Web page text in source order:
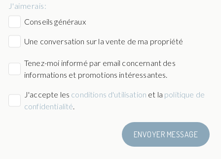
J'aimerais:
Conseils généraux
Une conversation sur la vente de ma propriété
Tenez-moi informé par email concernant des
informations et promotions intéressantes.
J'accepte les conditions d'utilisation et la politique de
confidentialité
ENVOYER MESSAGE